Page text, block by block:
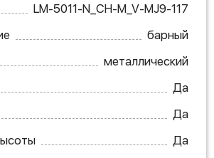
LM-5011-N_CH-M_V-MJ9-117
барный
металлический
Да
Да
Да